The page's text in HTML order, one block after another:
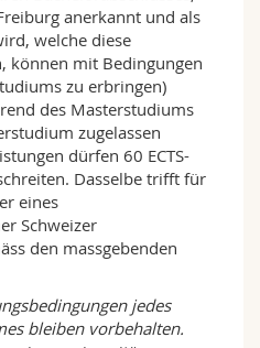
der
dem Prüfen und
die
aktuellen
können eigene und
analysieren
zur
Lernarrangements
Kenntnisse von
im Bereich
diese
und Praxis
anerkannt und als
welche diese
können mit Bedingungen
zu erbringen)
des Masterstudiums
zugelassen
dürfen 60 ECTS-
Dasselbe trifft für
eines
Schweizer
den massgebenden
jedes
bleiben vorbehalten.